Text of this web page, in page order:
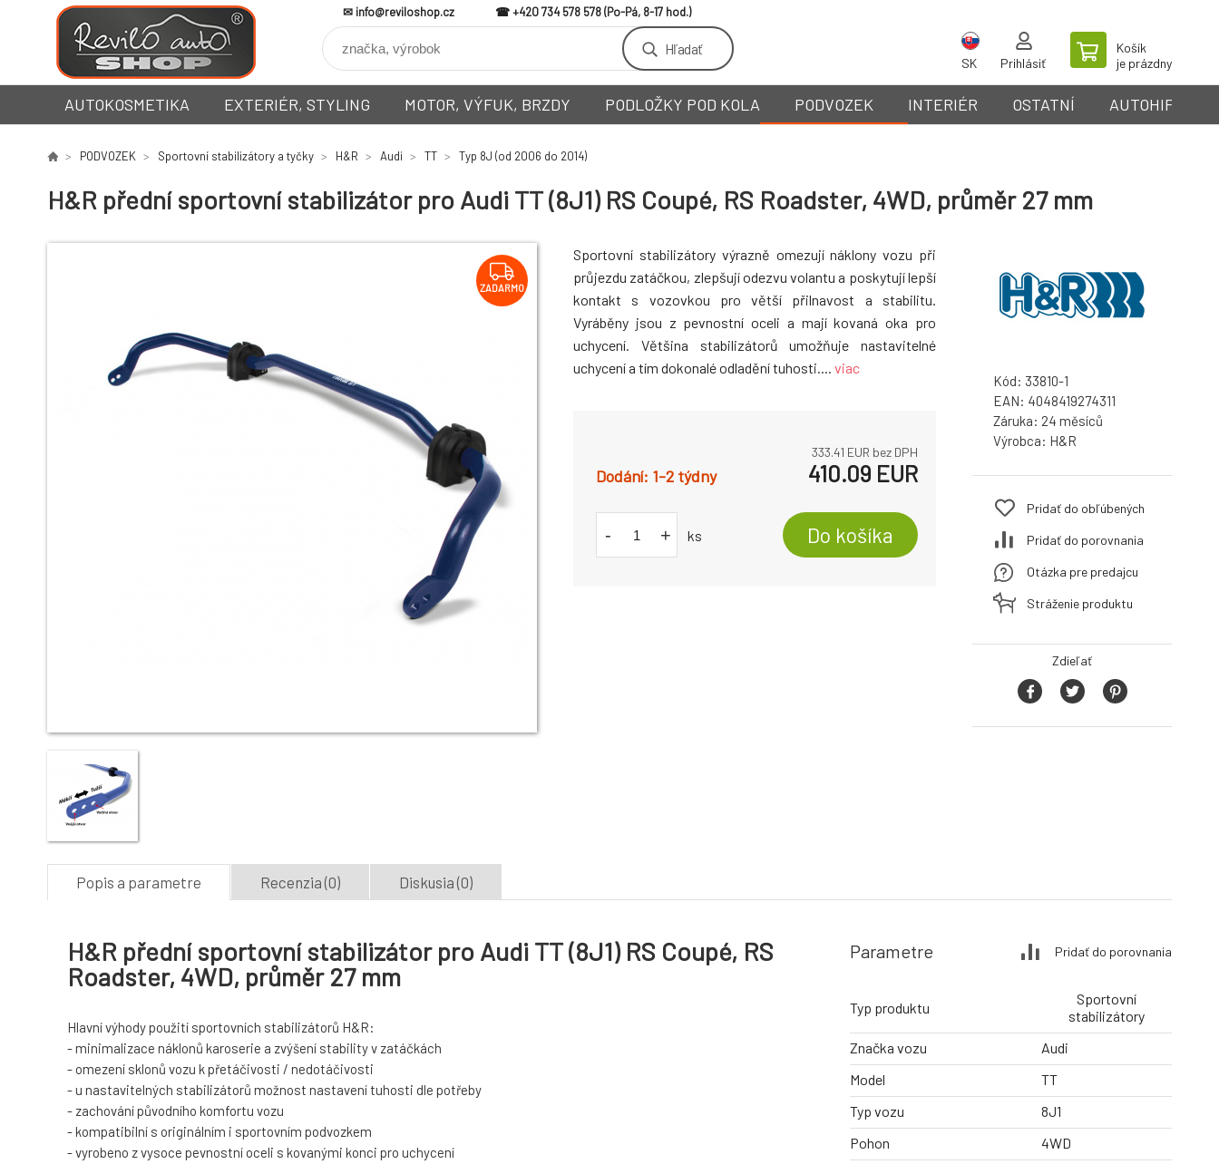
info@reviloshop.cz +420 734 578 578
Hľadať
SK Prihlásiť
Košík
je prázdny
AUTOKOSMETIKA EXTERIÉR, STYLING MOTOR, VÝFUK, BRZDY PODLOŽKY POD KOLA PODVOZEK INTERIÉR OSTATNÍ AUTOHIFI
PODVOZEK Sportovní stabilizátory a tyčky H&R Audi TT Typ 8J (od 2006 do 2014)
H&R přední sportovní stabilizátor pro Audi TT (8J1) RS Coupé, RS Roadster, 4WD, průměr 27 mm
ZADARMO
Sportovní stabilizátory výrazně omezují náklony vozu při
průjezdu zatáčkou, zlepšují odezvu volantu a poskytují lepší
kontakt s vozovkou pro větší přilnavost a stabilitu.
Vyráběny jsou z pevnostní oceli a mají kovaná oka pro
uchycení. Většina stabilizátorů umožňuje nastavitelné
uchycení a tím dokonalé odladění tuhosti.... viac
333.41 EUR bez DPH
1-2 týdny 410.09 EUR
- + ks Do košíka
Kód: 33810-1
EAN: 4048419274311
Záruka: 24
Výrobca: H&R
Pridať do obľúbených
Pridať do porovnania
Otázka pre predajcu
Stráženie produktu
Zdieľať
Popis a parametre Recenzia (0) Diskusia (0)
H&R přední sportovní stabilizátor pro Audi TT (8J1) RS Coupé, RS
Roadster, 4WD, průměr 27 mm
Hlavní výhody použití sportovních stabilizátorů H&R:
- minimalizace náklonů karoserie a zvýšení stability v zatáčkách
- omezení sklonů vozu k přetáčivosti / nedotáčivosti
- u nastavitelných stabilizátorů možnost nastavení tuhosti dle potřeby
- zachování původního komfortu vozu
- kompatibilní s originálním i sportovním podvozkem
- vyrobeno z vysoce pevnostní oceli s kovanými konci pro uchycení
Parametre Pridať do porovnania
Typ produktu
Sportovní
stabilizátory
Značka vozu
Audi
Model
TT
Typ vozu
8J1
Pohon
4WD